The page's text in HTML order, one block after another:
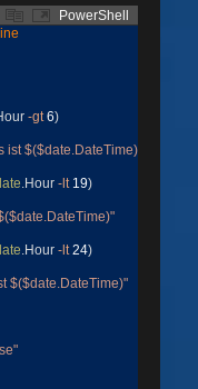
PowerShell
-gt 6)
$($date.DateTime)"
.Hour -lt 19)
.Hour -lt 24)
$($date.DateTime)"